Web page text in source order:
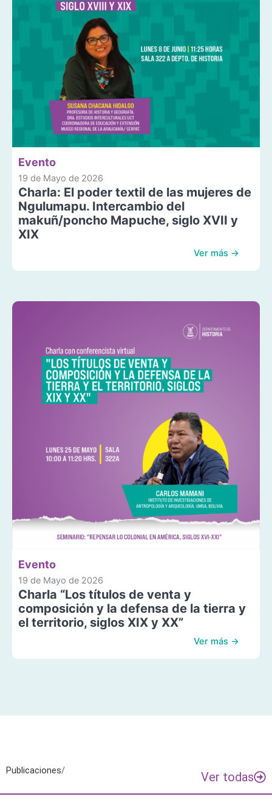
Evento
19 de Mayo de 2026
Charla: El poder textil de las mujeres de
Ngulumapu. Intercambio del
makuñ/poncho Mapuche, siglo XVII y
XIX
Ver más →
Evento
19 de Mayo de 2026
Charla “Los títulos de venta y
composición y la defensa de la tierra y
el territorio, siglos XIX y XX”
Ver más →
Publicaciones/ Ver todas